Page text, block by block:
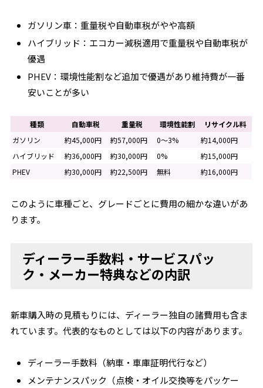
ガソリン車：重量税や自動車税がやや高額
ハイブリッド：エコカー減税適用で重量税や自動車税が
優遇
PHEV：環境性能割など追加で優遇があり維持費が一番
安いことが多い
種類 自動車税 重量税 環境性能割
リサイクル料
ガソリン
約45,000円 約57,000円 0～3%
約14,000円
ハイブリッド
約36,000円 約30,000円 0%
約15,000円
PHEV
約30,000円 約22,500円 無料 約16,000円
このように車種ごと、グレードごとに費用の細かな違いがあ
ります。
ディーラー手数料・サービスパッ
ク・メーカー特典などの内訳
新車購入時の見積もりには、ディーラー独自の諸費用も含ま
れています。代表的なものとしては以下の内容があります。
ディーラー手数料（納車・車庫証明代行など）
メンテナンスパック（点検・オイル交換等をパッケー